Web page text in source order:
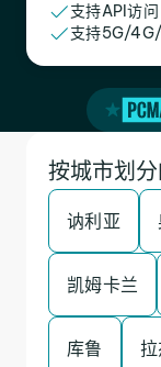
支持API访问
支持5G/
按城市划
讷利亚
凯姆卡兰
库鲁